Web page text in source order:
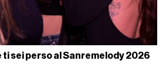
ti sei perso al Sanremelody 2026